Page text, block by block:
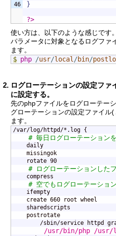
}
?>
使い方は、以下のような感じです。
パラメータに対象となるログファ
ます。
$ php /usr/local/bin/
ログローテーションの設定ファ
に設定する。
先のphpファイルをログローテー
グローテーションの設定ファイ
ます。
# 毎日ログローテーションを
daily
    missingok
# ログローテーションした
# 空でもログローテーション
ifempty
    create 660 root wheel
    sharedscripts
    postrotate
/usr/bin/php /